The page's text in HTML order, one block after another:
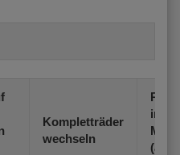
Kompletträder
wechseln
inkl.
(ab-